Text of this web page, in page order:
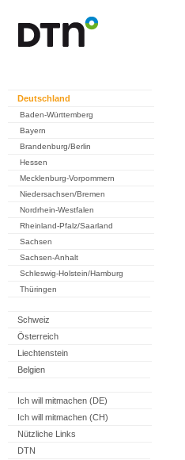
Deutschland
Baden-Württemberg
Bayern
Brandenburg/Berlin
Hessen
Mecklenburg-Vorpommern
Niedersachsen/Bremen
Nordrhein-Westfalen
Rheinland-Pfalz/Saarland
Sachsen
Sachsen-Anhalt
Schleswig-Holstein/Hamburg
Thüringen
Schweiz
Österreich
Liechtenstein
Belgien
Ich will mitmachen (DE)
Ich will mitmachen (CH)
Nützliche Links
DTN